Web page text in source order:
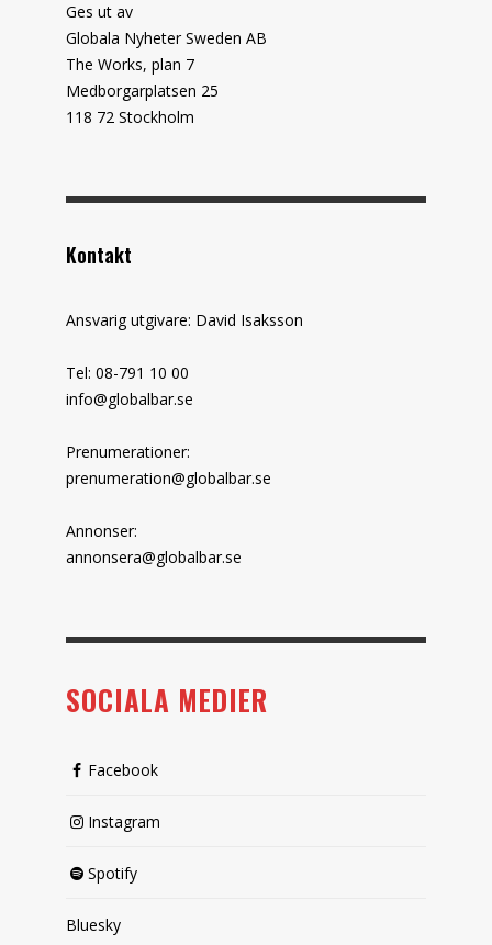
Ges ut av
Globala Nyheter Sweden AB
The Works, plan 7
Medborgarplatsen 25
118 72 Stockholm
Kontakt
Ansvarig utgivare: David Isaksson
Tel: 08-791 10 00
info@globalbar.se
Prenumerationer:
prenumeration@globalbar.se
Annonser:
annonsera@globalbar.se
SOCIALA MEDIER
Facebook
Instagram
Spotify
Bluesky